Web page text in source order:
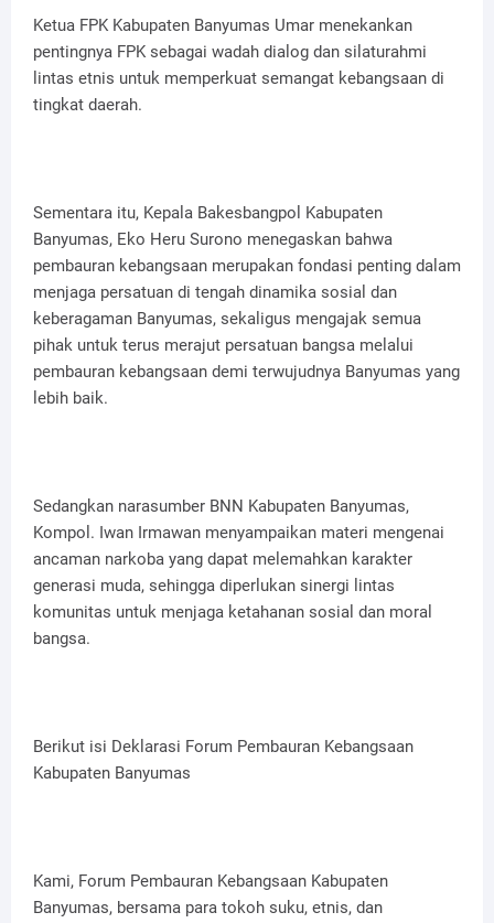
Ketua FPK Kabupaten Banyumas Umar menekankan
pentingnya FPK sebagai wadah dialog dan silaturahmi
lintas etnis untuk memperkuat semangat kebangsaan di
tingkat daerah.
Sementara itu, Kepala Bakesbangpol Kabupaten
Banyumas, Eko Heru Surono menegaskan bahwa
pembauran kebangsaan merupakan fondasi penting dalam
menjaga persatuan di tengah dinamika sosial dan
keberagaman Banyumas, sekaligus mengajak semua
pihak untuk terus merajut persatuan bangsa melalui
pembauran kebangsaan demi terwujudnya Banyumas yang
lebih baik.
Sedangkan narasumber BNN Kabupaten Banyumas,
Kompol. Iwan Irmawan menyampaikan materi mengenai
ancaman narkoba yang dapat melemahkan karakter
generasi muda, sehingga diperlukan sinergi lintas
komunitas untuk menjaga ketahanan sosial dan moral
bangsa.
Berikut isi Deklarasi Forum Pembauran Kebangsaan
Kabupaten Banyumas
Kami, Forum Pembauran Kebangsaan Kabupaten
Banyumas, bersama para tokoh suku, etnis, dan